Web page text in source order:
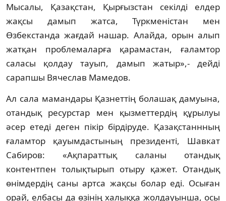
Мысалы, Қазақстан, Қырғызстан секілді елдер
жақсы дамып жатса, Түркменістан мен
Өзбекстанда жағдай нашар. Алайда, орын алып
жатқан проблемаларға қарамастан, ғаламтор
саласы қолдау тауып, дамып жатыр»,- дейді
сарапшы Вячеслав Мамедов.
Ал сала мамандары Қазнеттің болашақ дамуына,
отандық ресурстар мен қызметтердің құрылуы
әсер етеді деген пікір бірдіруде. Қазақстаннның
ғаламтор қауымдастының президенті, Шавкат
Сабиров: «Ақпараттық саланы отандық
контентпен толықтырып отыру қажет. Отандық
өнімдердің саны артса жақсы болар еді. Осыған
орай, елбасы да өзінің халыққа жолдауынша, осы